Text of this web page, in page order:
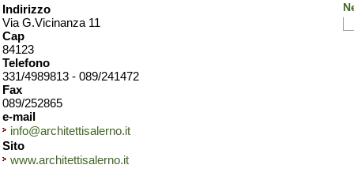
Indirizzo
Via G.Vicinanza 11
Cap
84123
Telefono
331/4989813 - 089/241472
Fax
089/252865
e-mail
info@architettisalerno.it
Sito
www.architettisalerno.it